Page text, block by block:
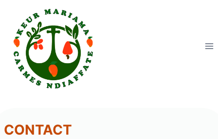
contenu
CONTACT